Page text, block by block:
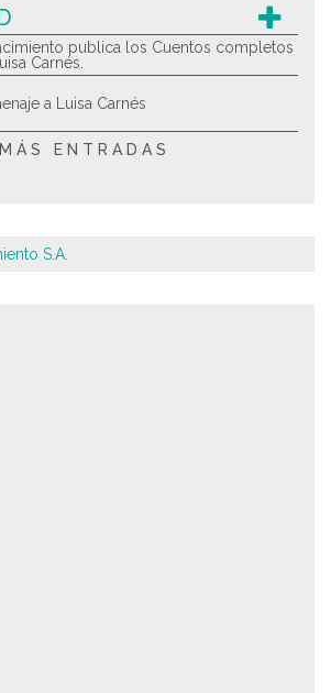
publica los Cuentos completos
Carnés.
a Luisa Carnés
MÁS ENTRADAS
S.A.